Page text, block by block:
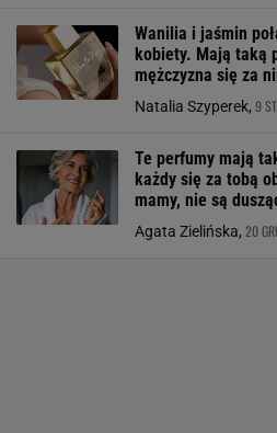
Wanilia i jaśmin
kobiety. Mają taką
mężczyzna się za
Natalia Szyperek, 9
Te perfumy mają
każdy się za tobą
mamy, nie są
Agata Zielińska, 20